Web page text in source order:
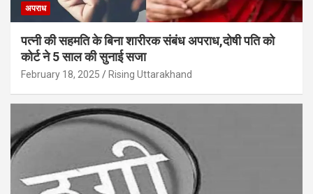
अपराध
पत्नी की सहमति के बिना शारीरक संबंध अपराध,दोषी पति को
कोर्ट ने 5 साल की सुनाई सजा
February 18, 2025 Rising Uttarakhand